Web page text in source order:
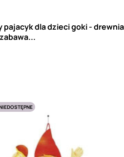
pajacyk dla dzieci goki -